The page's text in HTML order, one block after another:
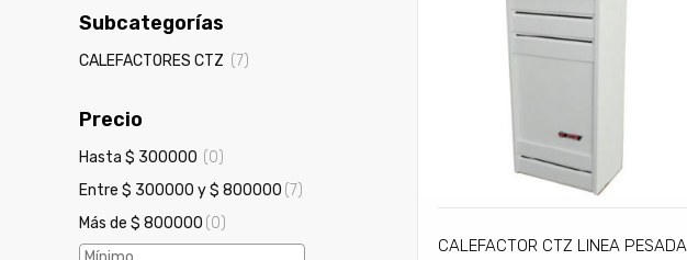
Subcategorías
CALEFACTORES CTZ (7)
Precio
Hasta $ 300000 (0)
Entre $ 300000 y $ 800000 (7)
Más de $ 800000 (0)
CALEFACTOR CTZ LINEA PESADA